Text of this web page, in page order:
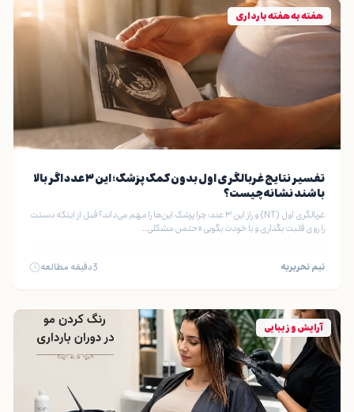
هفته به هفته بارداری
تفسیر نتایج غربالگری اول بدون کمک پزشک؛ این ۳ عدد اگر بالا
باشند نشانه چیست؟
غربالگری اول (NT) و راز این ۳ عدد: چرا پزشک این‌ها را مهم می‌داند؟ قبل از اینکه دستت
را روی قلبت بگذاری و با خودت بگویی «حتمن مشکلی…
تیم تحریریه 3دقیقه مطالعه
آرایش و زیبایی